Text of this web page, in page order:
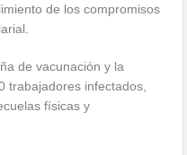
de los compromisos
de vacunación y la
trabajadores infectados,
físicas y